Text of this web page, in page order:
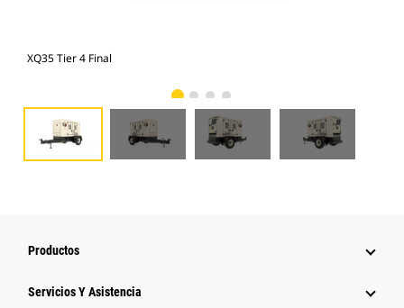
XQ35 Tier 4 Final
Productos
Servicios Y Asistencia